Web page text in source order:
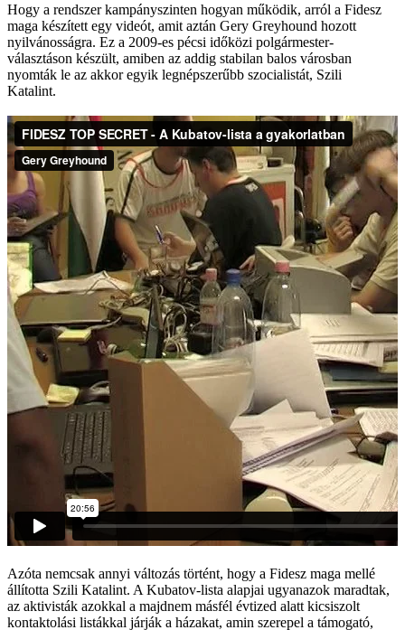
Hogy a rendszer kampányszinten hogyan működik, arról a Fidesz
maga készített egy videót, amit aztán Gery Greyhound hozott
nyilvánosságra. Ez a 2009-es pécsi időközi polgármester-
választáson készült, amiben az addig stabilan balos városban
nyomták le az akkor egyik legnépszerűbb szocialistát, Szili
Katalint.
Azóta nemcsak annyi változás történt, hogy a Fidesz maga mellé
állította Szili Katalint. A Kubatov-lista alapjai ugyanazok maradtak,
az aktivisták azokkal a majdnem másfél évtized alatt kicsiszolt
kontaktolási listákkal járják a házakat, amin szerepel a támogató,